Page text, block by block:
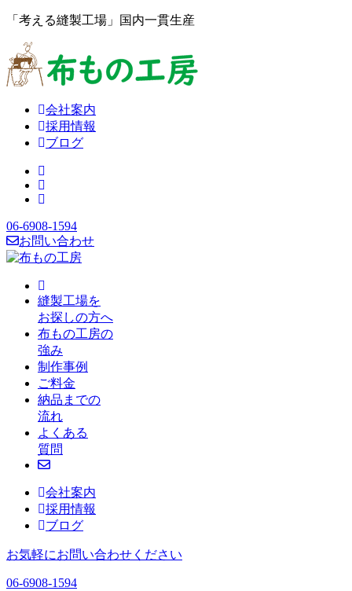
「考える縫製工場」国内一貫生産
会社案内
採用情報
ブログ
06-6908-1594
お問い合わせ
縫製工場を
お探しの方へ
布もの工房の
強み
制作事例
ご料金
納品までの
流れ
よくある
質問
会社案内
採用情報
ブログ
お気軽にお問い合わせください
06-6908-1594